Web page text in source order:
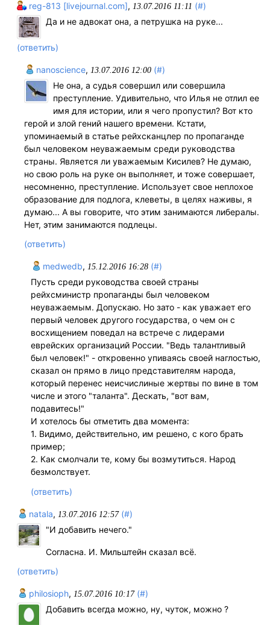
reg-813 [livejournal.com], 13.07.2016 11:11 (#)
Да и не адвокат она, а петрушка на руке...
(ответить)
nanoscience, 13.07.2016 12:00 (#)
Не она, а судья совершил или совершила
преступление. Удивительно, что Илья не отлил ее
имя для истории, или я чего пропустил? Вот кто
герой и злой гений нашего времени. Кстати,
упоминаемый в статье рейхсканцлер по пропаганде
был человеком неуважаемым среди руководства
страны. Является ли уважаемым Кисилев? Не думаю,
но свою роль на руке он выполняет, и тоже совершает,
несомненно, преступление. Использует свое неплохое
образование для подлога, клеветы, в целях наживы, я
думаю... А вы говорите, что этим занимаются либералы.
Нет, этим занимаются подлецы.
(ответить)
medwedb,15.12.2016 16:28 (#)
Пусть среди руководства своей страны
рейхсминистр пропаганды был человеком
неуважаемым. Допускаю. Но зато - как уважает его
первый человек другого государства, о чем он с
восхищением поведал на встрече с лидерами
еврейских организаций России. "Ведь талантливый
был человек!" - откровенно упиваясь своей наглостью,
сказал он прямо в лицо представителям народа,
который перенес неисчислиные жертвы по вине в том
числе и этого "таланта". Дескать, "вот вам,
подавитесь!"
И хотелось бы отметить два момента:
1. Видимо, действительно, им решено, с кого брать
пример;
2. Как смолчали те, кому бы возмутиться. Народ
безмолствует.
(ответить)
natala, 13.07.2016 12:57 (#)
"И добавить нечего."
Согласна. И. Мильштейн сказал всё.
(ответить)
philosioph, 15.07.2016 10:17 (#)
Добавить всегда можно, ну, чуток, можно ?